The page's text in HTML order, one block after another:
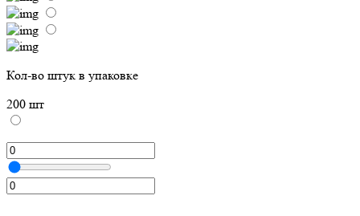
Кол-во штук в упаковке
200 шт